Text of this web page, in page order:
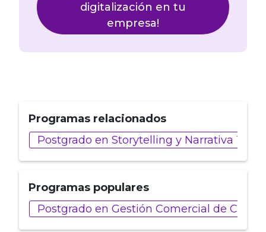
digitalización en tu
empresa!
Programas relacionados
Postgrado en Storytelling y Narrativa
Programas populares
Postgrado en Gestión Comercial de